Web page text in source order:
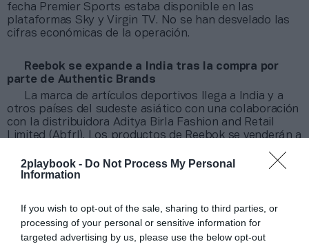
2playbook - Do Not Process My Personal
Information
If you wish to opt-out of the sale, sharing to third parties, or
processing of your personal or sensitive information for
targeted advertising by us, please use the below opt-out
fecha Premier Sports estaba disponible en las
plataformas Sky y Virgin TV. No se han desvelado las
cifras económicas de la operación.
Reebok se expande a India tras la compra por
parte de Authentic Brands
La marca de artículos deportivos llega a India y a
otros países del sudeste asiático con una colaboración
con la distribuidora Aditya Birla Fashion and Retail
Limited (Abfrl). Los productos de Reebok se venderán a
negocios multimarca. Se trata de la primera alianza de
Reebok tras su adquisición por parte de Authentic
El distribuidor Sport Shoes ficha al exdirector
general de Asics en Europa como director no